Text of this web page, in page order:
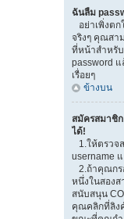
ฉันลืม
อย่าเพิ่งต
จริงๆ คุณสา
ที่หน้าสำหรั
password
เรื่อยๆ
ข้างบน
สมัครสมาชิ
ได้!
1.ให้ตรวจ
username
2.ถ้าคุณกร
หนึ่งในสองส
สนับสนุน
คุณคลิกที่ลิง